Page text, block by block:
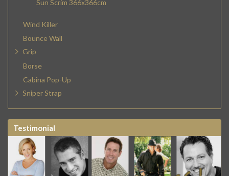
Sun Scrim 366x366cm
Wind Killer
Bounce Wall
Grip
Borse
Cabina Pop-Up
Sniper Strap
Testimonial